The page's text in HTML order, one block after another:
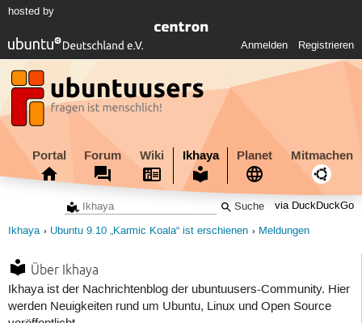
hosted by
Anmelden Registrieren
Portal Forum Wiki Ikhaya Planet Mitmachen
via DuckDuckGo
Ikhaya Ubuntu 9.10 „Karmic Koala“ ist erschienen Meldungen
Über Ikhaya
Ikhaya ist der Nachrichtenblog der ubuntuusers-Community. Hier
werden Neuigkeiten rund um Ubuntu, Linux und Open Source